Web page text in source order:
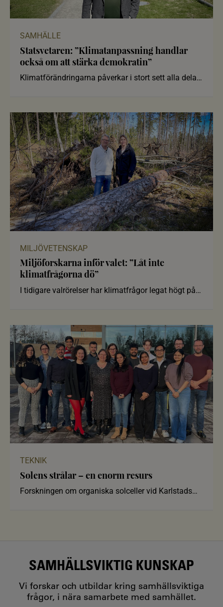
SAMHÄLLE
Statsvetaren: ”Klimatanpassning handlar
också om att stärka demokratin”
Klimatförändringarna påverkar i stort sett alla delar
MILJÖVETENSKAP
Miljöforskarna inför valet: ”Låt inte
klimatfrågorna dö”
I tidigare valrörelser har klimatfrågor legat högt på
TEKNIK
Solens strålar – en enorm resurs
Forskningen om organiska solceller vid Karlstads
SAMHÄLLSVIKTIG KUNSKAP
Vi forskar och utbildar kring samhällsviktiga
frågor, i nära samarbete med samhället.